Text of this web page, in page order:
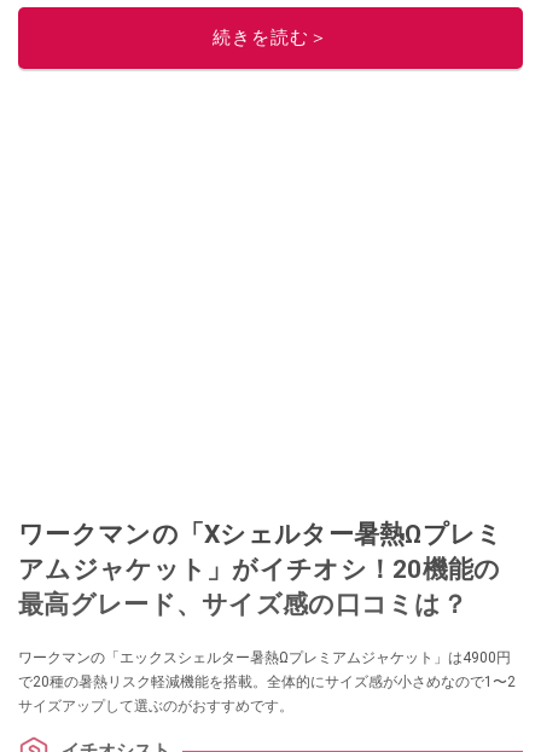
このイチオシストの他の記事を読む
続きを読む＞
ワークマンの「Xシェルター暑熱Ωプレミ
アムジャケット」がイチオシ！20機能の
最高グレード、サイズ感の口コミは？
ワークマンの「エックスシェルター暑熱Ωプレミアムジャケット」は4900円
で20種の暑熱リスク軽減機能を搭載。全体的にサイズ感が小さめなので1〜2
サイズアップして選ぶのがおすすめです。